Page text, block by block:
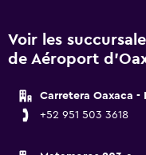
Voir les
de Aéroport
Carretera Oaxaca -
+52 951 503 3618